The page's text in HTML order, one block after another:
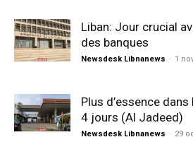
Liban: Jour crucial
des banques
Newsdesk Libnanews - 1
Plus d’essence
4 jours (Al Jadeed)
Newsdesk Libnanews - 29